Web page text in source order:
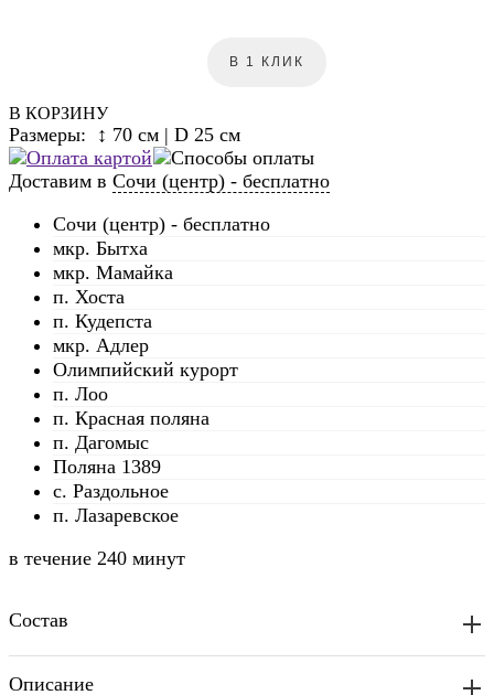
В КОРЗИНУ
В 1 КЛИК
Размеры: ↕ 70 см | D 25 см
Доставим в Сочи (центр) - бесплатно
Сочи (центр) - бесплатно
мкр. Бытха
мкр. Мамайка
п. Хоста
п. Кудепста
мкр. Адлер
Олимпийский курорт
п. Лоо
п. Красная поляна
п. Дагомыс
Поляна 1389
с. Раздольное
п. Лазаревское
в течение 240 минут
Состав
Описание